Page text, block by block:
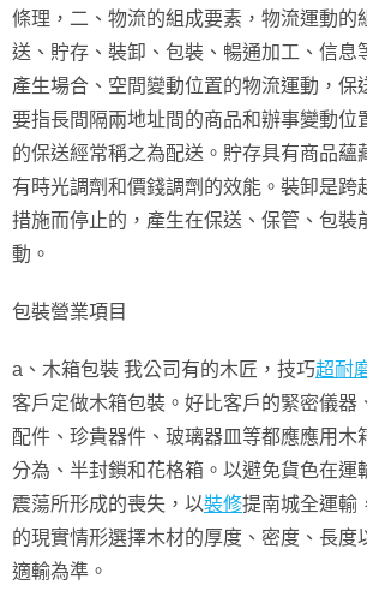
條理，二、物流的組成要素，物流運動的
送、貯存、裝卸、包裝、暢通加工、信息
產生場合、空間變動位置的物流運動，保
要指長間隔兩地址間的商品和辦事變動位
的保送經常稱之為配送。貯存具有商品蘊
有時光調劑和價錢調劑的效能。裝卸是跨
措施而停止的，產生在保送、保管、包裝
動。
包裝營業項目
a、木箱包裝 我公司有的木匠，技巧超耐
客戶定做木箱包裝。好比客戶的緊密儀器
配件、珍貴器件、玻璃器皿等都應應用木
分為、半封鎖和花格箱。以避免貨色在運
震蕩所形成的喪失，以裝修提南城全運輸
的現實情形選擇木材的厚度、密度、長度
適輸為準。